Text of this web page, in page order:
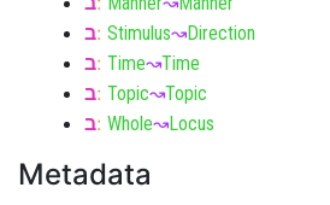
ב: Stimulus↝Direction
ב: Time↝Time
ב: Topic↝Topic
ב: Whole↝Locus
Metadata